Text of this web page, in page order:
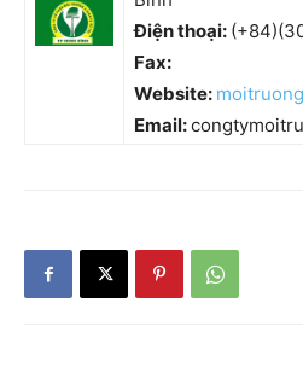
Điện thoại:
Fax:
Website:
Email: